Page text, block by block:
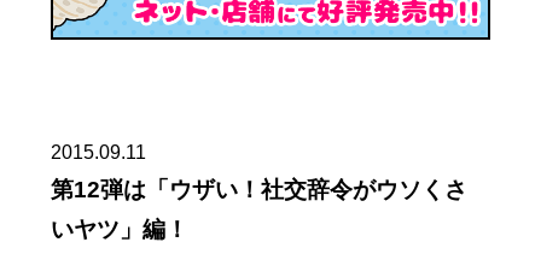
2015.09.11
第12弾は「ウザい！社交辞令がウソくさ
いヤツ」編！